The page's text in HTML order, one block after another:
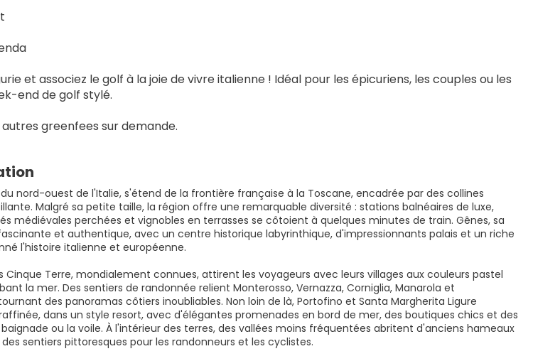
et associez le golf à la joie de vivre italienne ! Idéal pour les épicuriens, les couples ou les
end de golf stylé.
greenfees sur demande.
nord-ouest de l'Italie, s'étend de la frontière française à la Toscane, encadrée par des collines
Malgré sa petite taille, la région offre une remarquable diversité : stations balnéaires de luxe,
médiévales perchées et vignobles en terrasses se côtoient à quelques minutes de train. Gênes, sa
et authentique, avec un centre historique labyrinthique, d'impressionnants palais et un riche
l'histoire italienne et européenne.
Cinque Terre, mondialement connues, attirent les voyageurs avec leurs villages aux couleurs pastel
la mer. Des sentiers de randonnée relient Monterosso, Vernazza, Corniglia, Manarola et
des panoramas côtiers inoubliables. Non loin de là, Portofino et Santa Margherita Ligure
dans un style resort, avec d'élégantes promenades en bord de mer, des boutiques chics et des
ou la voile. À l'intérieur des terres, des vallées moins fréquentées abritent d'anciens hameaux
sentiers pittoresques pour les randonneurs et les cyclistes.